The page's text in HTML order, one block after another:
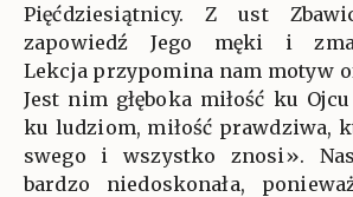
Pięćdziesiątnicy. Z ust
zapowiedź Jego męki i
Lekcja przypomina nam motyw
Jest nim głęboka miłość ku
ku ludziom, miłość prawdziwa,
swego i wszystko znosi».
bardzo niedoskonała,